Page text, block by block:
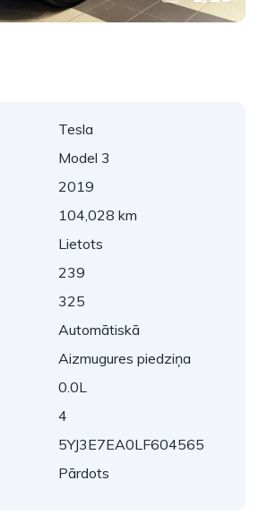
Tesla
Model 3
2019
104,028 km
Lietots
239
325
Automātiskā
Aizmugures piedziņa
0.0L
4
5YJ3E7EA0LF604565
Pārdots